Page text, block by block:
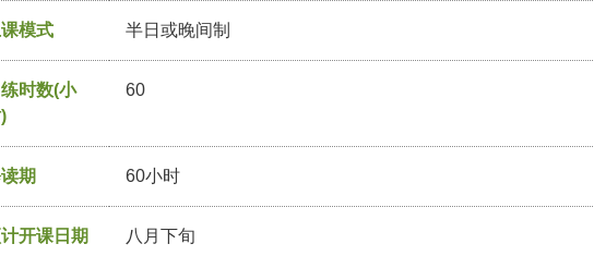
模式 半日或晚间制
时数(小
60
期 60小时
开课日期 八月下旬